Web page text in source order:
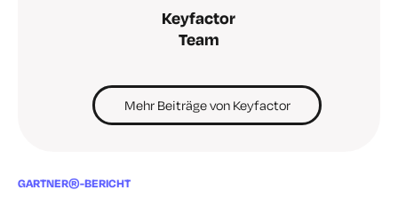
Keyfactor
Team
Mehr Beiträge von Keyfactor
GARTNER®-BERICHT